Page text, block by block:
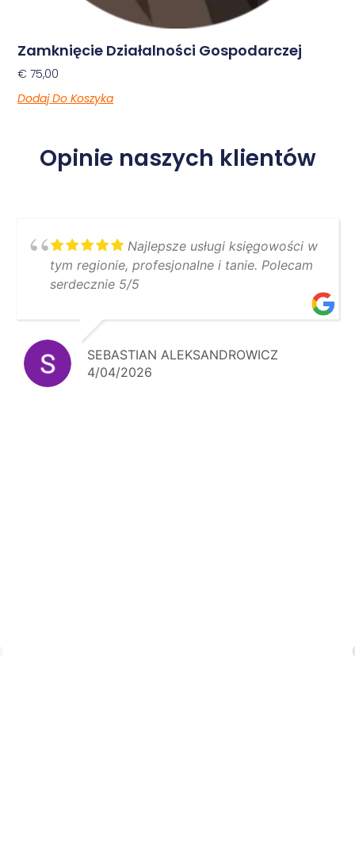
Zamknięcie Działalności Gospodarczej
€ 75,00
Dodaj Do Koszyka
Opinie naszych klientów
Najlepsze usługi księgowości w
tym regionie, profesjonalne i tanie. Polecam
serdecznie 5/5
SEBASTIAN ALEKSANDROWICZ
4/04/2026